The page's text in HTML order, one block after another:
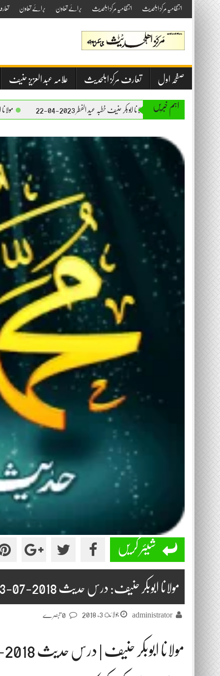
Skip
to
content
انتظامیہ مرکز اہلحدیث انتظامیہ مرکز اہلحدیث برائے تعاون برائے تعاون
صفحہ اول تعارف مرکز اہلحدیث علامہ عبد العزیز حنیف
اہم خبریں
مولانا ابوبکر حنیف خطبہ عید الفطر 2023-04-22 مولانا ابوبکر حنیف خطبہ جمعۃ
شیئر کریں
مولانا ابوبکر حنیف: درس حدیث 2018-07-03
administrator جولائ 3, 2018
مولانا ابوبکر حنیف | درس حدیث 2018-07-03